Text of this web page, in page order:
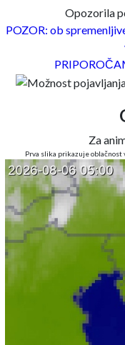
Opozorila
POZOR: ob
Za
Prva slika prikazuje